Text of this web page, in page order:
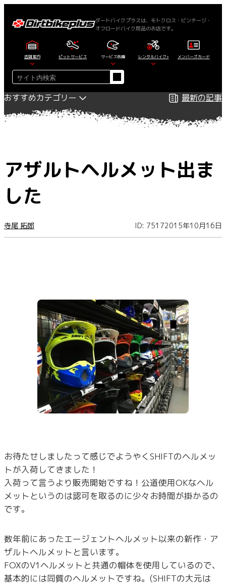
ダートバイクプラスは、モトクロス・ビンテージ・
オフロードバイク用品のお店です。
店舗案内 ピットサービス サービス各種 レンタルバイク+ メンバーズカード
検
索
おすすめカテゴリー
最新の記事
アザルトヘルメット出ま
した
寺尾 拓郎 ID: 75172015年10月16日
お待たせしましたって感じでようやくSHIFTのヘルメッ
トが入荷してきました！
入荷って言うより販売開始ですね！公道使用OKなヘル
メットというのは認可を取るのに少々お時間が掛かるの
です。
数年前にあったエージェントヘルメット以来の新作・ア
ザルトヘルメットと言います。
FOXのV1ヘルメットと共通の帽体を使用しているので、
基本的には同質のヘルメットですね。(SHIFTの大元は